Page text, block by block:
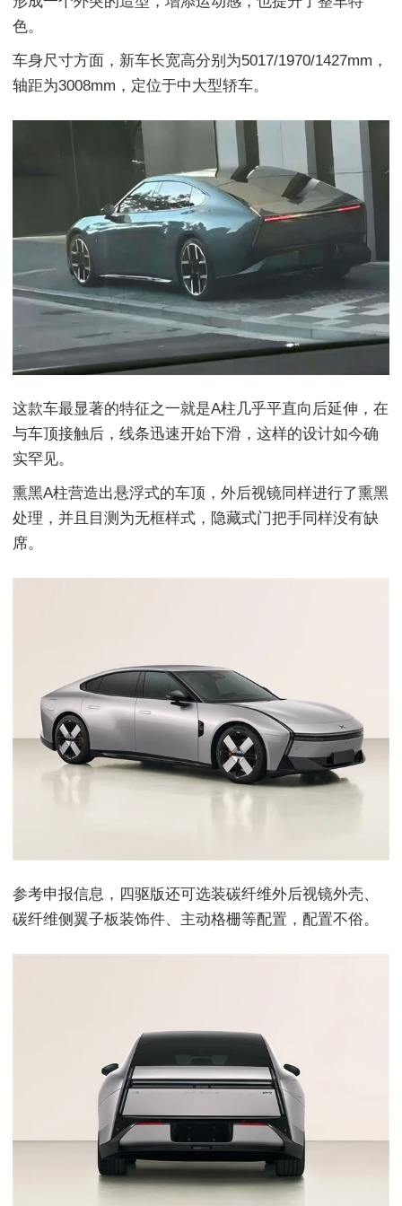
色。
车身尺寸方面，新车长宽高分别为5017/1970/1427mm，
轴距为3008mm，定位于中大型轿车。
这款车最显著的特征之一就是A柱几乎平直向后延伸，在
与车顶接触后，线条迅速开始下滑，这样的设计如今确
实罕见。
熏黑A柱营造出悬浮式的车顶，外后视镜同样进行了熏黑
处理，并且目测为无框样式，隐藏式门把手同样没有缺
席。
参考申报信息，四驱版还可选装碳纤维外后视镜外壳、
碳纤维侧翼子板装饰件、主动格栅等配置，配置不俗。